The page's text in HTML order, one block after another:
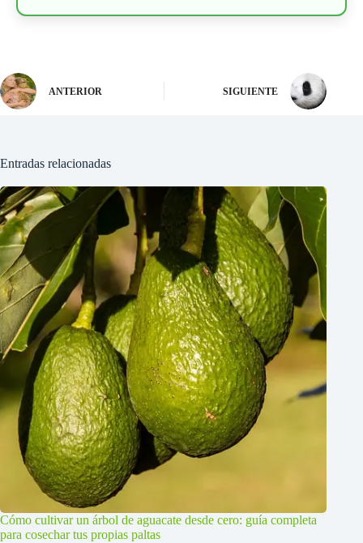
ANTERIOR SIGUIENTE
Entradas relacionadas
Cómo cultivar un árbol de aguacate desde cero: guía completa
para cosechar tus propias paltas